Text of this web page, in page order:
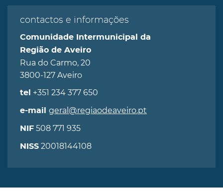
contactos e informações
Comunidade Intermunicipal da
Região de Aveiro
Rua do Carmo, 20
3800-127 Aveiro
tel +351 234 377 650
e-mail geral@regiaodeaveiro.pt
NIF 508 771 935
NISS 20018144108